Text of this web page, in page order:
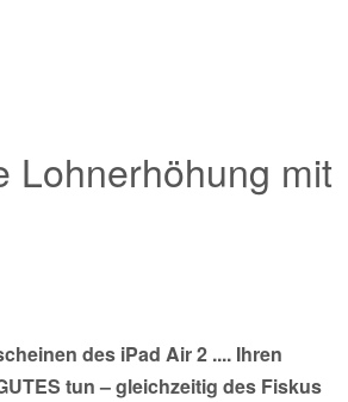
Lohnerhöhung mit
des iPad Air 2 .... Ihren
tun – gleichzeitig des Fiskus